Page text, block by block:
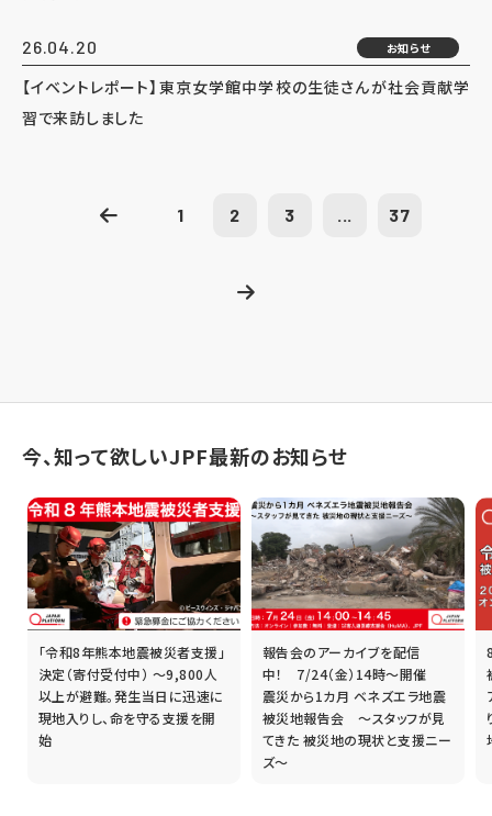
26.04.20 お知らせ
【イベントレポート】東京女学館中学校の生徒さんが社会貢献学
習で来訪しました
1 2 3 ... 37
今、知って欲しいJPF最新のお知らせ
「令和8年熊本地震被災者支援」
決定（寄付受付中） ～9,800人
以上が避難。発生当日に迅速に
現地入りし、命を守る支援を開
始
報告会のアーカイブを配信
中！ 7/24（金）14時～開催
震災から1カ月 ベネズエラ地震
被災地報告会 ～スタッフが見
てきた 被災地の現状と支援ニー
ズ～